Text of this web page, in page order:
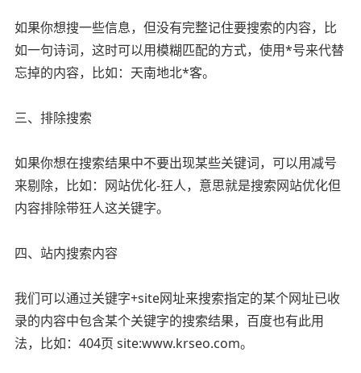
如果你想搜一些信息，但没有完整记住要搜索的内容，比
如一句诗词，这时可以用模糊匹配的方式，使用*号来代替
忘掉的内容，比如：天南地北*客。
三、排除搜索
如果你想在搜索结果中不要出现某些关键词，可以用减号
来剔除，比如：网站优化-狂人，意思就是搜索网站优化但
内容排除带狂人这关键字。
四、站内搜索内容
我们可以通过关键字+site网址来搜索指定的某个网址已收
录的内容中包含某个关键字的搜索结果，百度也有此用
法，比如：404页 site:www.krseo.com。